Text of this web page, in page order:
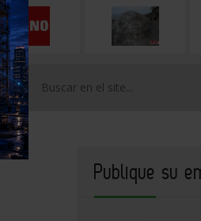
Publique su